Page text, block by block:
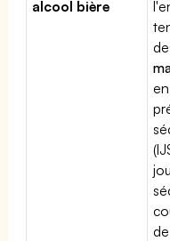
alcool bière